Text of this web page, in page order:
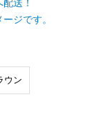
送！
ジです。
ウン